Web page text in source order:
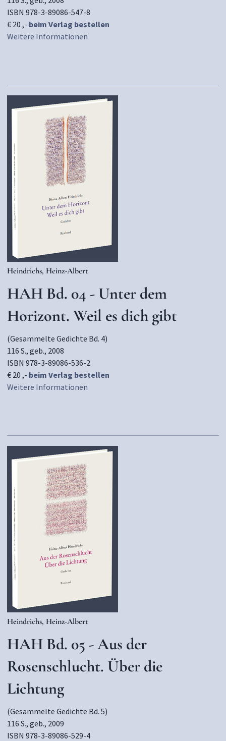
ISBN 978-3-89086-547-8
€ 20 ,- beim Verlag bestellen
Weitere Informationen
Heindrichs, Heinz-Albert
HAH Bd. 04 - Unter dem
Horizont. Weil es dich gibt
(Gesammelte Gedichte Bd. 4)
116 S., geb., 2008
ISBN 978-3-89086-536-2
€ 20 ,- beim Verlag bestellen
Weitere Informationen
Heindrichs, Heinz-Albert
HAH Bd. 05 - Aus der
Rosenschlucht. Über die
Lichtung
(Gesammelte Gedichte Bd. 5)
116 S., geb., 2009
ISBN 978-3-89086-529-4